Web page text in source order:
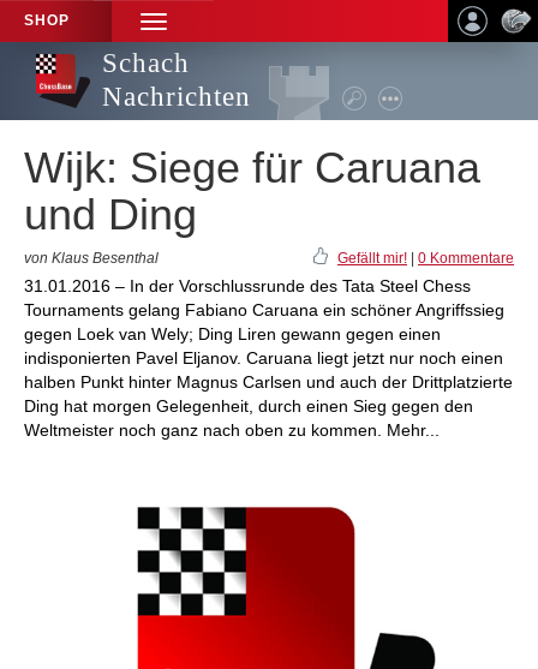
SHOP
TOGGLE
NAVIGATION
Schach
Nachrichten
Wijk: Siege für Caruana
und Ding
von Klaus Besenthal Gefällt mir! 0 Kommentare
31.01.2016 – In der Vorschlussrunde des Tata Steel Chess
Tournaments gelang Fabiano Caruana ein schöner Angriffssieg
gegen Loek van Wely; Ding Liren gewann gegen einen
indisponierten Pavel Eljanov. Caruana liegt jetzt nur noch einen
halben Punkt hinter Magnus Carlsen und auch der Drittplatzierte
Ding hat morgen Gelegenheit, durch einen Sieg gegen den
Weltmeister noch ganz nach oben zu kommen. Mehr...